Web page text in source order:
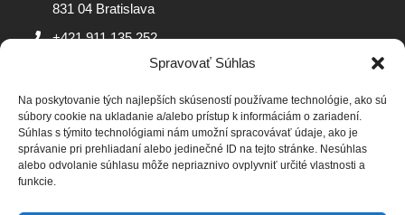
Spravovať Súhlas
Na poskytovanie tých najlepších skúseností používame technológie, ako sú
súbory cookie na ukladanie a/alebo prístup k informáciám o zariadení.
Súhlas s týmito technológiami nám umožní spracovávať údaje, ako je
správanie pri prehliadaní alebo jedinečné ID na tejto stránke. Nesúhlas
alebo odvolanie súhlasu môže nepriaznivo ovplyvniť určité vlastnosti a
funkcie.
831 04 Bratislava
+421 911 135 252
ADROSKO
Stanovy OZ Ochrana osobných údajov
Zásady
používania súborov cookie (EÚ)
Vyhlásenie o ochrane
osobných údajov (EU)